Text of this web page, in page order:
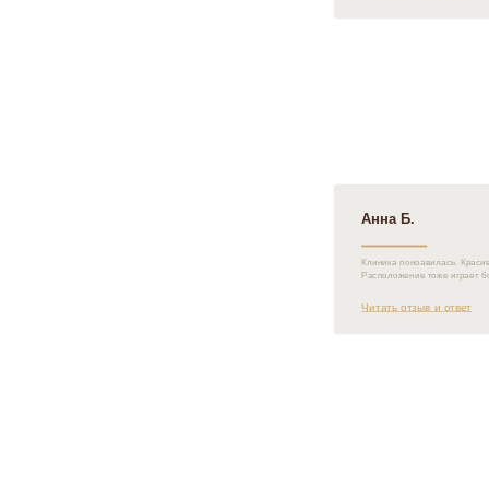
Анна Б.
Клиника поноавилась.
Расположение тоже играет
Читать отзыв и ответ